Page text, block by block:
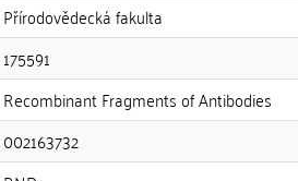
Přírodovědecká fakulta
175591
Recombinant Fragments of Antibodies
002163732